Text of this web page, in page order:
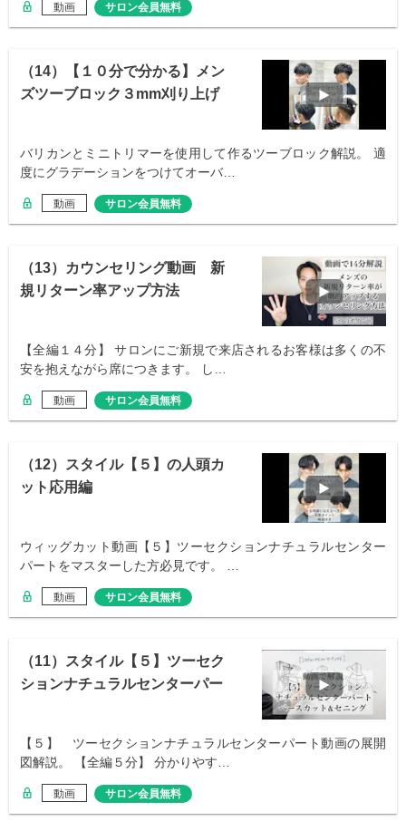
動画 サロン会員無料
（14）【１０分で分かる】メン
ズツーブロック３mm刈り上げ
バリカンとミニトリマーを使用して作るツーブロック解説。 適
度にグラデーションをつけてオーバ…
動画 サロン会員無料
（13）カウンセリング動画 新
規リターン率アップ方法
【全編１４分】 サロンにご新規で来店されるお客様は多くの不
安を抱えながら席につきます。 し…
動画 サロン会員無料
（12）スタイル【５】の人頭カ
ット応用編
ウィッグカット動画【５】ツーセクションナチュラルセンター
パートをマスターした方必見です。 …
動画 サロン会員無料
（11）スタイル【５】ツーセク
ションナチュラルセンターパー
【５】 ツーセクションナチュラルセンターパート動画の展開
図解説。 【全編５分】 分かりやす…
動画 サロン会員無料